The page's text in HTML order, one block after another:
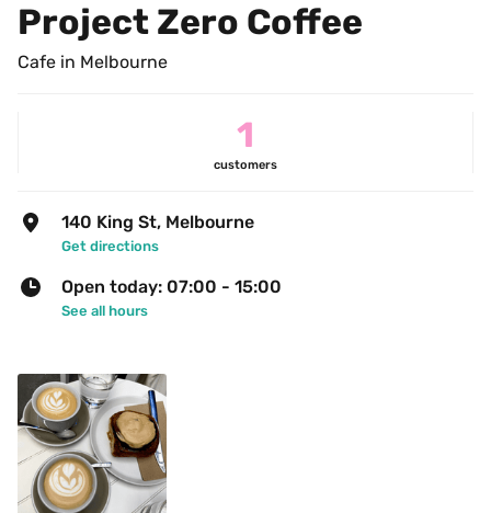
Project Zero Coffee
Cafe in Melbourne
1
customers
140 King St, Melbourne
Get directions
Open today: 07:00 - 15:00
See all hours